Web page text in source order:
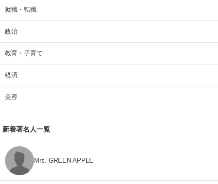
就職・転職
政治
教育・子育て
経済
美容
新着著名人一覧
Mrs. GREEN APPLE